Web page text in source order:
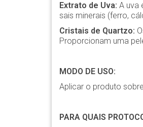
Extrato de Uva: A uva
sais minerais (ferro,
Cristais de Quartzo:
Proporcionam uma
MODO DE USO:
Aplicar o produto
PARA QUAIS